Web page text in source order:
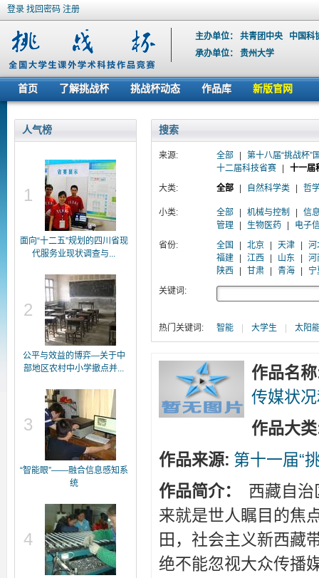
登录 找回密码 注册
主办单位：共青团中央
中国科
承办单位：贵州大学
首页 了解挑战杯 挑战杯动态 作品库 新版官网
人气榜
1
面向“十二五”规划的四川省现
代服务业现状调查与...
2
公平与效益的博弈—关于中
部地区农村中小学撤点并...
3
“智能眼”——融合信息感知系
统
4
搜索
来源: 全部
第十八届“挑战杯”
十二届科技省赛
十一届
大类:
全部 自然科学类 哲
小类: 全部 机械与控制
信
管理
生物医药
电子
省份:
全国 北京 天津
河
福建
江西 山东
河
陕西
甘肃 青海
宁
关键词:
热门关键词: 智能 大学生 太阳
作品名
传媒状
作品大
作品来源: 第十一届“
作品简介：
西藏自治
来就是世人瞩目的焦
田，社会主义新西藏
绝不能忽视大众传播